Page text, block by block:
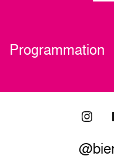
Programmation